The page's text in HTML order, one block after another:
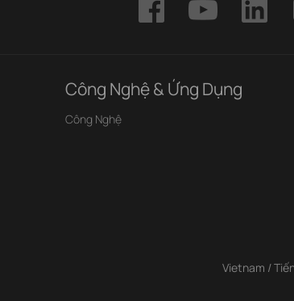
Công Nghệ & Ứng Dụng
Công Nghệ
Vietnam /